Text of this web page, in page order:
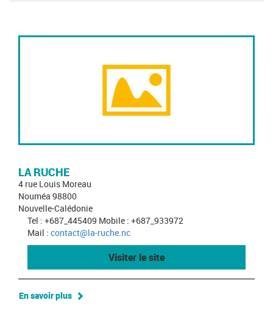
LA RUCHE
4 rue Louis Moreau
Nouméa 98800
Nouvelle-Calédonie
Tel : +687_445409 Mobile : +687_933972
Mail : contact@la-ruche.nc
Visiter le site
En savoir plus